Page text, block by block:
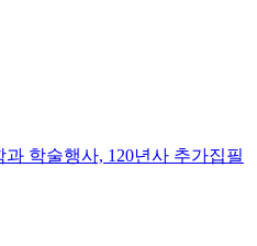
학술행사, 120년사 추가집필